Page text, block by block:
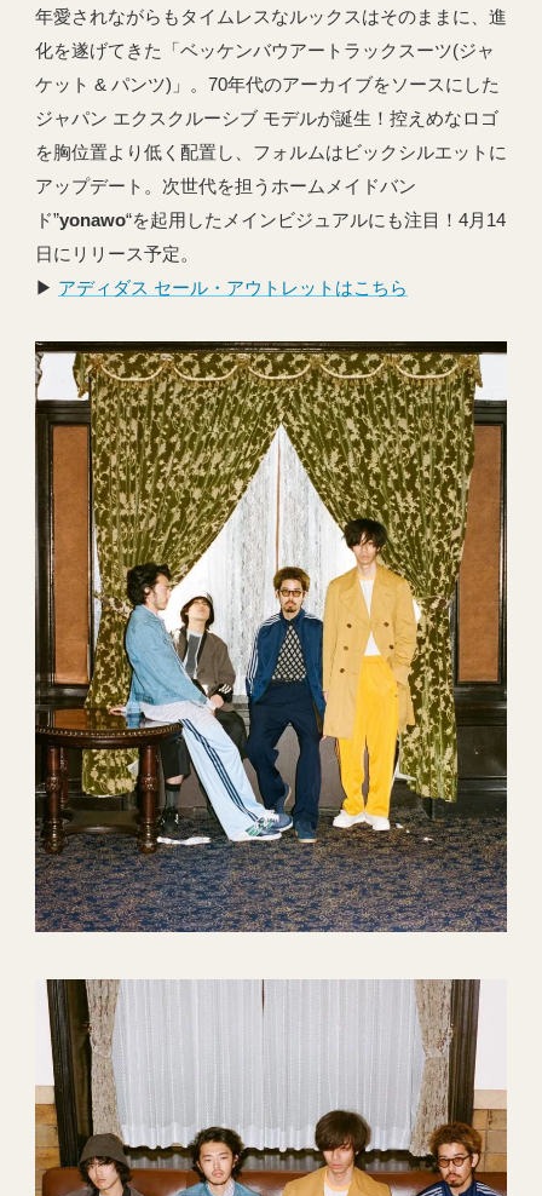
年愛されながらもタイムレスなルックスはそのままに、進
化を遂げてきた「ベッケンバウアートラックスーツ(ジャ
ケット & パンツ)」。70年代のアーカイブをソースにした
ジャパン エクスクルーシブ モデルが誕生！控えめなロゴ
を胸位置より低く配置し、フォルムはビックシルエットに
アップデート。次世代を担うホームメイドバン
ド”yonawo“を起用したメインビジュアルにも注目！4月14
日にリリース予定。
▶︎ アディダス セール・アウトレットはこちら